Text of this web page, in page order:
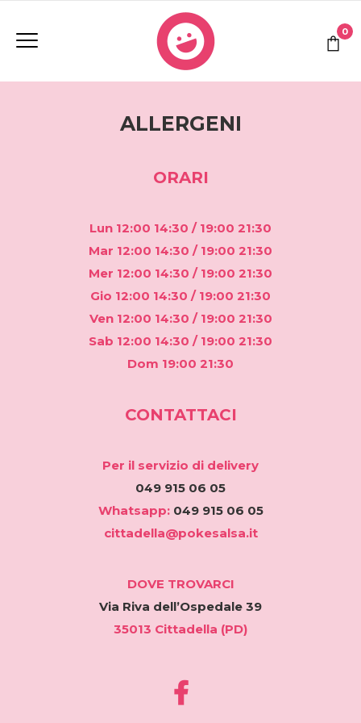
0
ALLERGENI
ORARI
Lun 12:00 14:30 / 19:00 21:30
Mar 12:00 14:30 / 19:00 21:30
Mer 12:00 14:30 / 19:00 21:30
Gio 12:00 14:30 / 19:00 21:30
Ven 12:00 14:30 / 19:00 21:30
Sab 12:00 14:30 / 19:00 21:30
Dom 19:00 21:30
CONTATTACI
Per il servizio di delivery
049 915 06 05
Whatsapp: 049 915 06 05
cittadella@pokesalsa.it
DOVE TROVARCI
Via Riva dell’Ospedale 39
35013 Cittadella (PD)